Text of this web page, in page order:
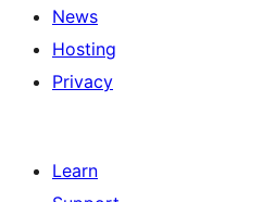
News
Hosting
Privacy
Learn